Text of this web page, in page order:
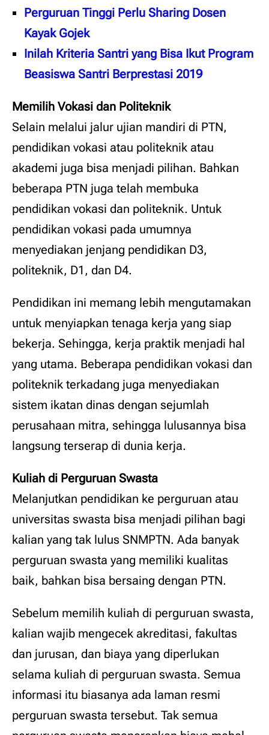
Perguruan Tinggi Perlu Sharing Dosen
Kayak Gojek
Inilah Kriteria Santri yang Bisa Ikut Program
Beasiswa Santri Berprestasi 2019
Memilih Vokasi dan Politeknik
Selain melalui jalur ujian mandiri di PTN,
pendidikan vokasi atau politeknik atau
akademi juga bisa menjadi pilihan. Bahkan
beberapa PTN juga telah membuka
pendidikan vokasi dan politeknik. Untuk
pendidikan vokasi pada umumnya
menyediakan jenjang pendidikan D3,
politeknik, D1, dan D4.
Pendidikan ini memang lebih mengutamakan
untuk menyiapkan tenaga kerja yang siap
bekerja. Sehingga, kerja praktik menjadi hal
yang utama. Beberapa pendidikan vokasi dan
politeknik terkadang juga menyediakan
sistem ikatan dinas dengan sejumlah
perusahaan mitra, sehingga lulusannya bisa
langsung terserap di dunia kerja.
Kuliah di Perguruan Swasta
Melanjutkan pendidikan ke perguruan atau
universitas swasta bisa menjadi pilihan bagi
kalian yang tak lulus SNMPTN. Ada banyak
perguruan swasta yang memiliki kualitas
baik, bahkan bisa bersaing dengan PTN.
Sebelum memilih kuliah di perguruan swasta,
kalian wajib mengecek akreditasi, fakultas
dan jurusan, dan biaya yang diperlukan
selama kuliah di perguruan swasta. Semua
informasi itu biasanya ada laman resmi
perguruan swasta tersebut. Tak semua